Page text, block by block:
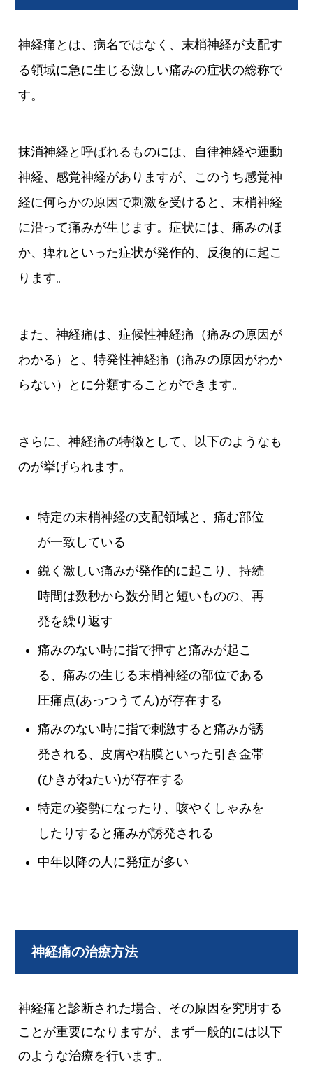
神経痛とは、病名ではなく、末梢神経が支配す
る領域に急に生じる激しい痛みの症状の総称で
す。
抹消神経と呼ばれるものには、自律神経や運動
神経、感覚神経がありますが、このうち感覚神
経に何らかの原因で刺激を受けると、末梢神経
に沿って痛みが生じます。症状には、痛みのほ
か、痺れといった症状が発作的、反復的に起こ
ります。
また、神経痛は、症候性神経痛（痛みの原因が
わかる）と、特発性神経痛（痛みの原因がわか
らない）とに分類することができます。
さらに、神経痛の特徴として、以下のようなも
のが挙げられます。
特定の末梢神経の支配領域と、痛む部位
が一致している
鋭く激しい痛みが発作的に起こり、持続
時間は数秒から数分間と短いものの、再
発を繰り返す
痛みのない時に指で押すと痛みが起こ
る、痛みの生じる末梢神経の部位である
圧痛点(あっつうてん)が存在する
痛みのない時に指で刺激すると痛みが誘
発される、皮膚や粘膜といった引き金帯
(ひきがねたい)が存在する
特定の姿勢になったり、咳やくしゃみを
したりすると痛みが誘発される
中年以降の人に発症が多い
神経痛の治療方法
神経痛と診断された場合、その原因を究明する
ことが重要になりますが、まず一般的には以下
のような治療を行います。